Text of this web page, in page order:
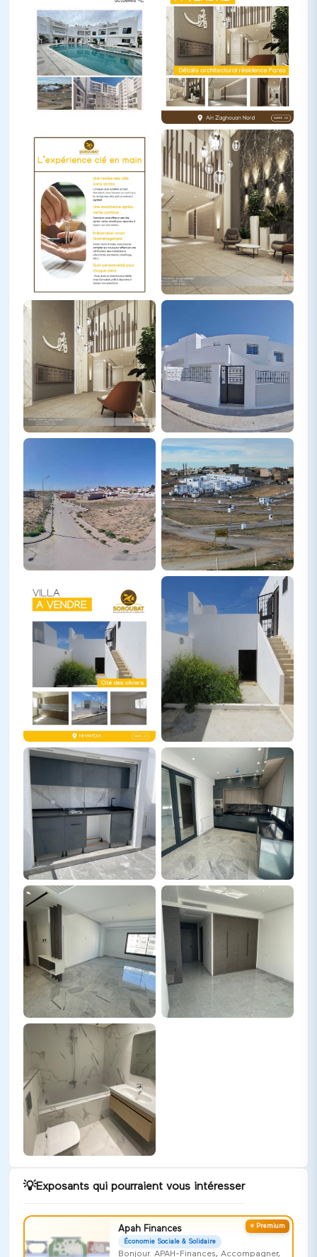
💡Exposants qui pourraient vous intéresser
⭐ Premium
Apah Finances
Économie Sociale & Solidaire
Bonjour. APAH-Finances, Accompagner,